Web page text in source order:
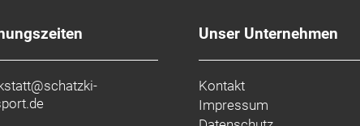
Unser Unternehmen
Kontakt
Impressum